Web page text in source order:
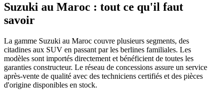
Suzuki au Maroc : tout ce qu'il faut
savoir
La gamme Suzuki au Maroc couvre plusieurs segments, des
citadines aux SUV en passant par les berlines familiales. Les
modèles sont importés directement et bénéficient de toutes les
garanties constructeur. Le réseau de concessions assure un service
après-vente de qualité avec des techniciens certifiés et des pièces
d'origine disponibles en stock.